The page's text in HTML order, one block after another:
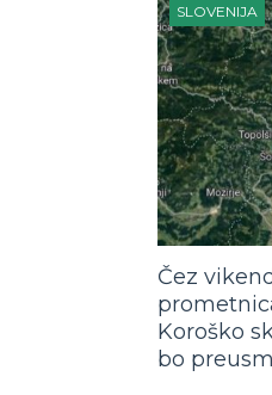
SLOVENIJA
Čez
Koroško
bo